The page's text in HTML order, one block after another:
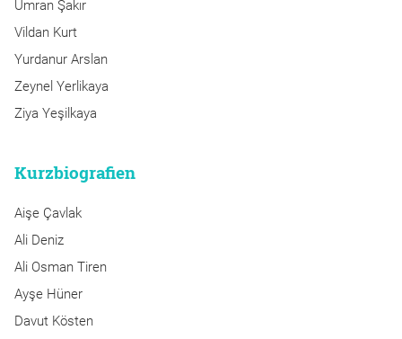
Ümran Şakır
Vildan Kurt
Yurdanur Arslan
Zeynel Yerlikaya
Ziya Yeşilkaya
Kurzbiografien
Aişe Çavlak
Ali Deniz
Ali Osman Tiren
Ayşe Hüner
Davut Kösten